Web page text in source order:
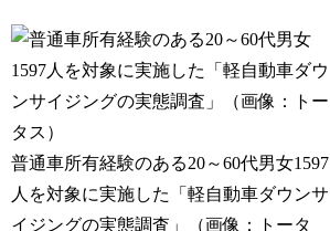
普通車所有経験のある20～60代男女1597
人を対象に実施した「軽自動車ダウンサ
イジングの実態調査」（画像：トータ